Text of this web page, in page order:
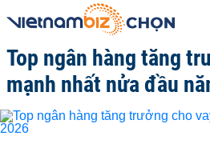
Top ngân hàng tăng
mạnh nhất nửa đầu